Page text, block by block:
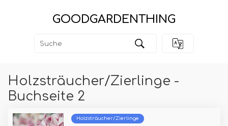
GOODGARDENTHING
Holzsträucher/Zierlinge -
Buchseite 2
Holzsträucher/Zierlinge